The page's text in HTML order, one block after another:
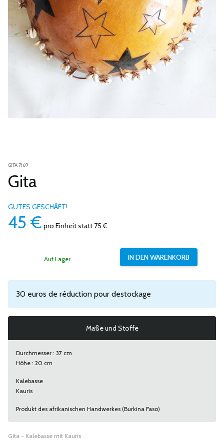
GITA 7169
Gita
GUTES GESCHÄFT!
45 € pro Einheitstatt 75 €
Auf Lager.
30 euros de réduction pour destockage
Maße und Stoffe
Durchmesser : 37 cm
Höhe : 20 cm
Kalebasse
Kauris
Produkt des afrikanischen Handwerkes (Burkina Faso)
Gita - Kalebasse mit Kauris